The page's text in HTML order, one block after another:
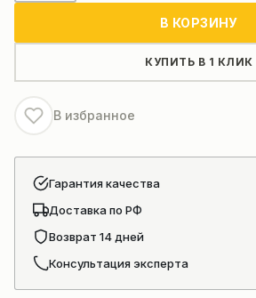
гидротрансформатора
гидромеханической
коробки
передач
(4110000084047
ZL30D-
05)
В КОРЗИНУ
КУПИТЬ В 1 КЛИК
В избранное
Гарантия качества
Доставка по РФ
Возврат 14 дней
Консультация эксперта